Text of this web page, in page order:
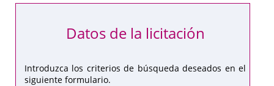
Introduzca los criterios de búsqueda deseados en el
siguiente formulario.
Datos de la licitación